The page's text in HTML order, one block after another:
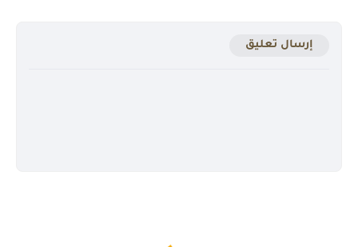
إرسال تعليق